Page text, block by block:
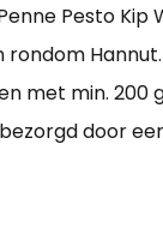
Pesto
met min.
door